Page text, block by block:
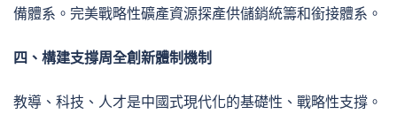
備體系。完美戰略性礦產資源探產供儲銷統籌和銜接體系。
四、構建支撐周全創新體制機制
教導、科技、人才是中國式現代化的基礎性、戰略性支撐。